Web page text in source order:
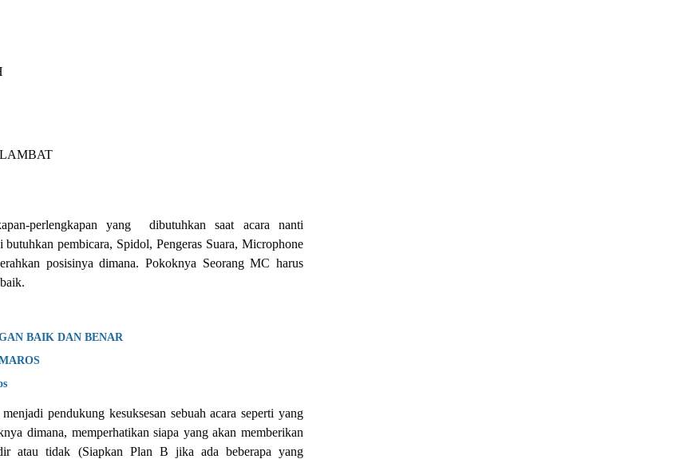
perlengkapan yang  dibutuhkan saat acara nanti
pembicara, Spidol, Pengeras Suara, Microphone
posisinya dimana. Pokoknya Seorang MC harus
BAIK DAN BENAR
pendukung kesuksesan sebuah acara seperti yang
dimana, memperhatikan siapa yang akan memberikan
atau tidak (Siapkan Plan B jika ada beberapa yang